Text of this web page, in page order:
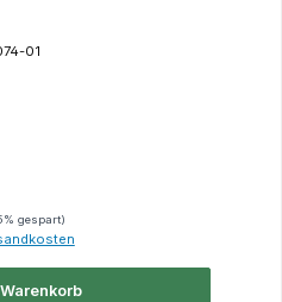
01
gespart)